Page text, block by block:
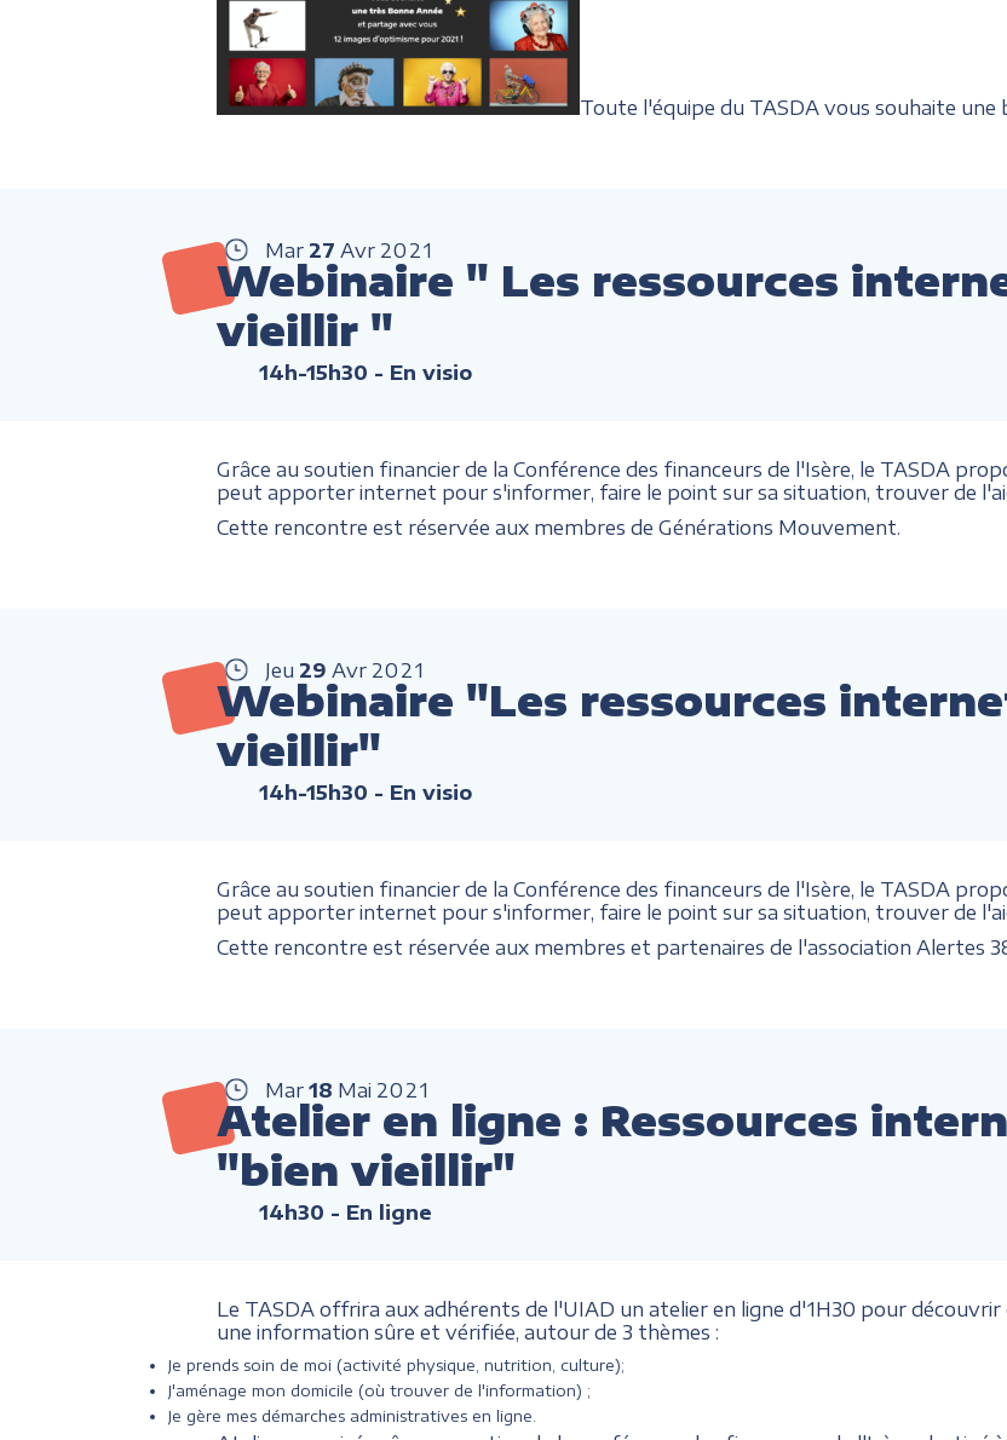
Toute l'équipe du TASDA vous souhaite une
Mar 27 Avr 2021
Webinaire " Les ressources
vieillir "
14h-15h30 - En visio
Grâce au soutien financier de la Conférence des financeurs de l'Isère, le TASDA
peut apporter internet pour s'informer, faire le point sur sa situation, trouver de
Cette rencontre est réservée aux membres de Générations Mouvement.
Jeu 29 Avr 2021
Webinaire "Les ressources
vieillir"
14h-15h30 - En visio
Grâce au soutien financier de la Conférence des financeurs de l'Isère, le TASDA
peut apporter internet pour s'informer, faire le point sur sa situation, trouver de
Cette rencontre est réservée aux membres et partenaires de l'association Alertes
Mar 18 Mai 2021
Atelier en ligne : Ressources
"bien vieillir"
14h30 - En ligne
Le TASDA offrira aux adhérents de l'UIAD un atelier en ligne d'1H30 pour
une information sûre et vérifiée, autour de 3 thèmes :
Je prends soin de moi (activité physique, nutrition, culture);
J'aménage mon domicile (où trouver de l'information) ;
Je gère mes démarches administratives en ligne.